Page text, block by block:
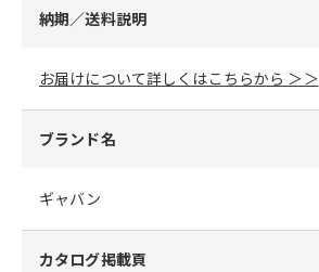
納期／送料説明
お届けについて詳しくはこちらから ＞＞
ブランド名
ギャバン
カタログ掲載頁